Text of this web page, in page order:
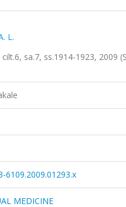
L.
cilt.6, sa.7, ss.1914-1923, 2009
6109.2009.01293.x
MEDICINE